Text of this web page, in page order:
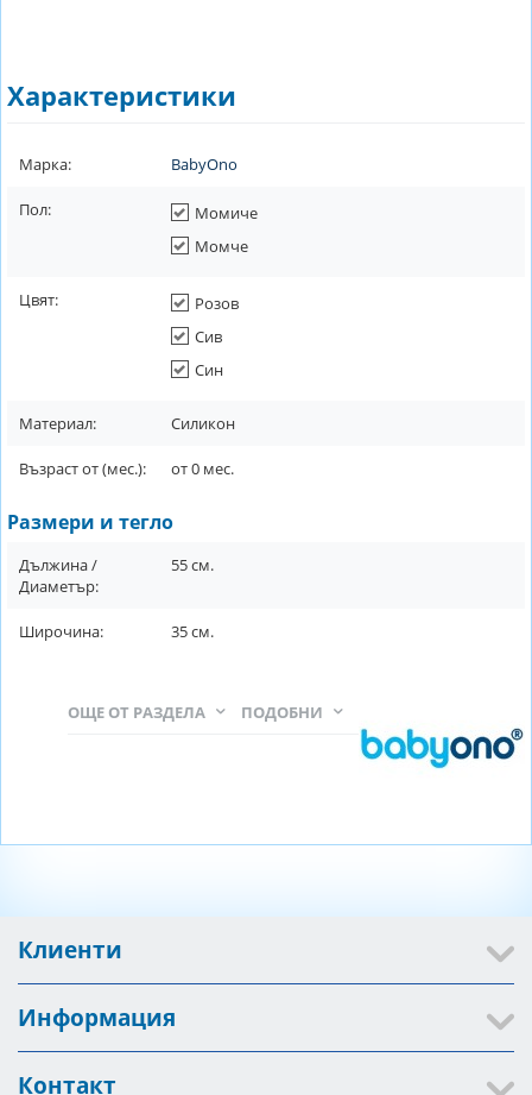
Характеристики
Марка: BabyOno
Пол:
Момиче
Момче
Цвят:
Розов
Сив
Син
Материал: Силикон
Възраст от (мес.): от0 мес.
Размери и тегло
Дължина /
Диаметър:
55см.
Широчина: 35см.
ПОДОБНИ
ОЩЕ ОТ РАЗДЕЛА
Клиенти
Информация
Контакт